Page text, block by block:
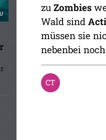
zu Zombies
Wald sind
müssen sie
nebenbei noch